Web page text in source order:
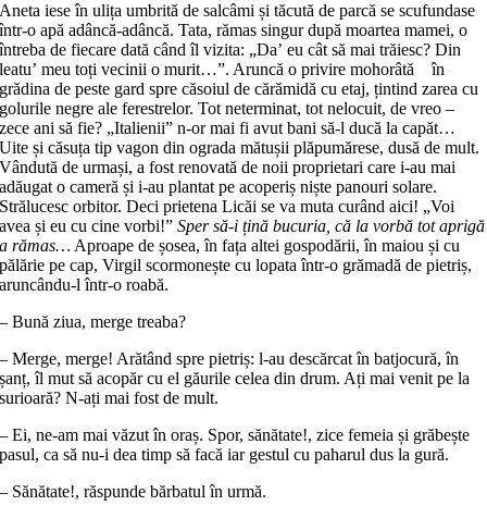
Aneta iese în ulița umbrită de salcâmi și tăcută de parcă se scufundase
într-o apă adâncă-adâncă. Tata, rămas singur după moartea mamei, o
întreba de fiecare dată când îl vizita: „Daʼ eu cât să mai trăiesc? Din
leatuʼ meu toți vecinii o murit…”. Aruncă o privire mohorâtă în
grădina de peste gard spre căsoiul de cărămidă cu etaj, țintind zarea cu
golurile negre ale ferestrelor. Tot neterminat, tot nelocuit, de vreo –
zece ani să fie? „Italienii” n-or mai fi avut bani să-l ducă la capăt…
Uite și căsuța tip vagon din ograda mătușii plăpumărese, dusă de mult.
Vândută de urmași, a fost renovată de noii proprietari care i-au mai
adăugat o cameră și i-au plantat pe acoperiș niște panouri solare.
Strălucesc orbitor. Deci prietena Licăi se va muta curând aici! „Voi
avea și eu cu cine vorbi!”Sper să-i țină bucuria, că la vorbă tot aprigă
a rămas… Aproape de șosea, în fața altei gospodării, în maiou și cu
pălărie pe cap, Virgil scormonește cu lopata într-o grămadă de pietriș,
aruncându-l într-o roabă.
– Bună ziua, merge treaba?
– Merge, merge! Arătând spre pietriș: l-au descărcat în batjocură, în
șanț, îl mut să acopăr cu el găurile celea din drum. Ați mai venit pe la
surioară? N-ați mai fost de mult.
– Ei, ne-am mai văzut în oraș. Spor, sănătate!, zice femeia și grăbește
pasul, ca să nu-i dea timp să facă iar gestul cu paharul dus la gură.
– Sănătate!, răspunde bărbatul în urmă.